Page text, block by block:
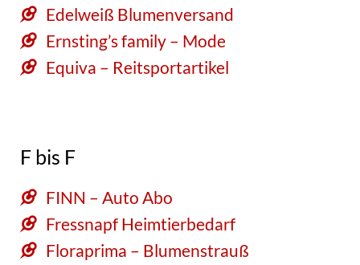
Edelweiß Blumenversand
Ernsting’s family – Mode
Equiva – Reitsportartikel
F bis F
FINN – Auto Abo
Fressnapf Heimtierbedarf
Floraprima – Blumenstrauß